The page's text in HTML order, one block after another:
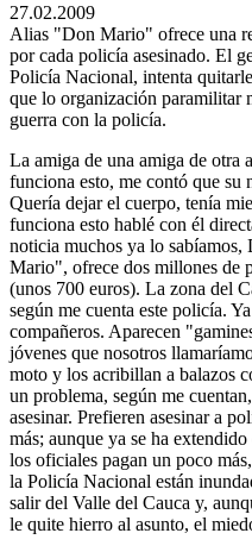
27.02.2009
Alias "Don Mario" ofrece una
por cada policía asesinado. El
Policía Nacional, intenta
que lo organización paramilitar
guerra con la policía.
La amiga de una amiga de otra
funciona esto, me contó que su
Quería dejar el cuerpo, tenía
funciona esto hablé con él
noticia muchos ya lo
Mario", ofrece dos millones de
(unos 700 euros). La zona del
según me cuenta este policía.
compañeros. Aparecen
jóvenes que nosotros
moto y los acribillan a balazos
un problema, según me
asesinar. Prefieren asesinar a
más; aunque ya se ha
los oficiales pagan un poco
la Policía Nacional están
salir del Valle del Cauca y,
le quite hierro al asunto, el